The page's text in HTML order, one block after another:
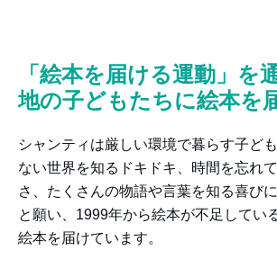
「絵本を届ける運動」を
地の子どもたちに絵本を
シャンティは厳しい環境で暮らす子ど
ない世界を知るドキドキ、時間を忘れ
さ、たくさんの物語や言葉を知る喜び
と願い、1999年から絵本が不足してい
絵本を届けています。